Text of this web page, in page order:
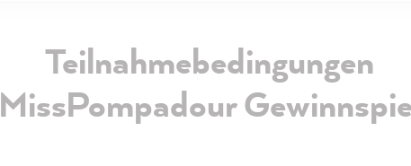
Teilnahmebedingungen
MissPompadour